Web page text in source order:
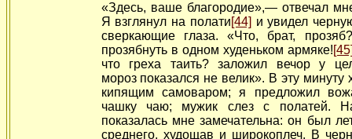
«Здесь, ваше благородие»,— отвечал
Я взглянул на полати[44] и увидел
сверкающие глаза. «Что, брат,
прозябнуть в одном худеньком армяке!
что греха таить? заложил вечор у
мороз показался не велик». В эту минуту
кипящим самоваром; я предложил
чашку чаю; мужик слез с полатей.
показалась мне замечательна: он был
среднего, худощав и широкоплеч. В